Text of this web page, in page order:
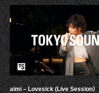
aimi – Lovesick (Live Session）